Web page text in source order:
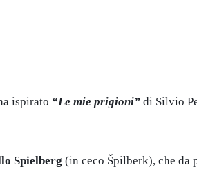
ispirato “Le mie prigioni” di Silvio
Spielberg (in ceco Špilberk), che da